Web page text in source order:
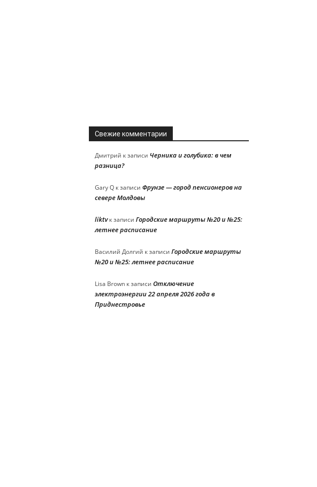
Свежие комментарии
Дмитрий к записи Черника и голубика: в чем
разница?
Gary Q к записи Фрунзе — город пенсионеров на
севере Молдовы
liktvк записи Городские маршруты №20 и №25:
летнее расписание
Василий Долгий к записи Городские маршруты
№20 и №25: летнее расписание
Lisa Brown к записи Отключение
электроэнергии 22 апреля 2026 года в
Приднестровье